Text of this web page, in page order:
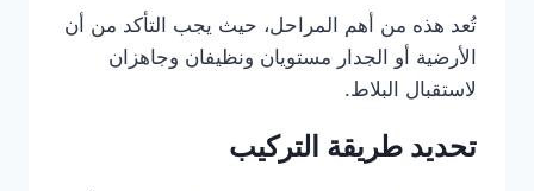
تُعد هذه من أهم المراحل، حيث يجب التأكد من أن
الأرضية أو الجدار مستويان ونظيفان وجاهزان
لاستقبال البلاط.
تحديد طريقة التركيب